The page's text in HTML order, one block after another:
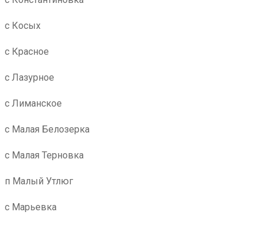
с Косых
с Красное
с Лазурное
с Лиманское
с Малая Белозерка
с Малая Терновка
п Малый Утлюг
с Марьевка